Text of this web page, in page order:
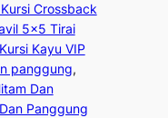
Crossback
5×5 Tirai
Kayu VIP
panggung
Dan
Panggung